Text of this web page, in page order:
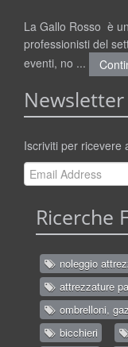
La Gallo Rosso è
professionisti del
eventi, no ...
Newsletter
Iscriviti per ricevere
Ricerche
noleggio
attrezzature
ombrelloni,
bicchieri